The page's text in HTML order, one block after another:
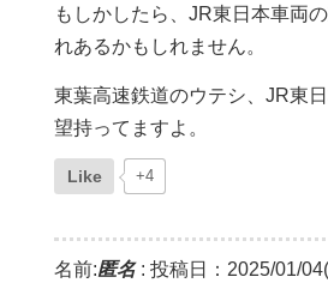
もしかしたら、JR東日本車両
れあるかもしれません。
東葉高速鉄道のウテシ、JR東
望持ってますよ。
Like +4
名前:匿名: 投稿日：2025/01/